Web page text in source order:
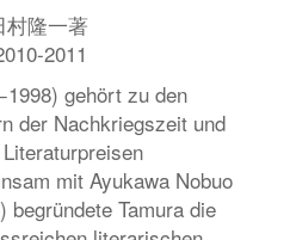
隆一著
2011
gehört zu den
der Nachkriegszeit und
mit Ayukawa Nobuo
begründete Tamura die